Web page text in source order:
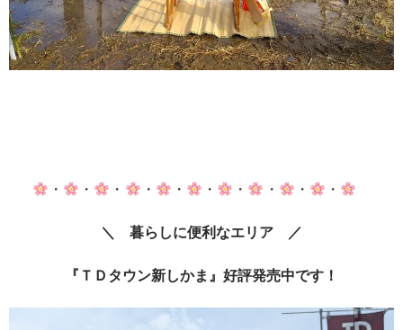
・ ・ ・ ・ ・ ・ ・ ・ ・ ・
＼ 暮らしに便利なエリア ／
『ＴＤタウン新しかま』好評発売中です！